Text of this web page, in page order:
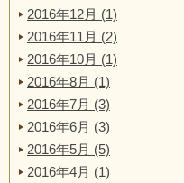
2016年12月 (1)
2016年11月 (2)
2016年10月 (1)
2016年8月 (1)
2016年7月 (3)
2016年6月 (3)
2016年5月 (5)
2016年4月 (1)